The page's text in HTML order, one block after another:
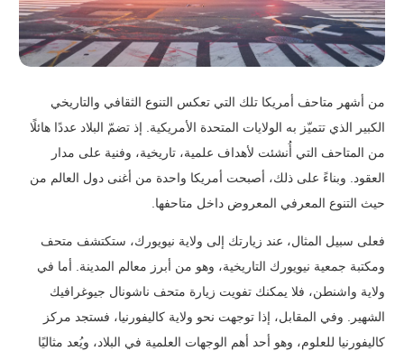
من أشهر متاحف أمريكا تلك التي تعكس التنوع الثقافي والتاريخي
الكبير الذي تتميّز به الولايات المتحدة الأمريكية. إذ تضمّ البلاد عددًا هائلًا
من المتاحف التي أُنشئت لأهداف علمية، تاريخية، وفنية على مدار
العقود. وبناءً على ذلك، أصبحت أمريكا واحدة من أغنى دول العالم من
حيث التنوع المعرفي المعروض داخل متاحفها.
فعلى سبيل المثال، عند زيارتك إلى ولاية نيويورك، ستكتشف متحف
ومكتبة جمعية نيويورك التاريخية، وهو من أبرز معالم المدينة. أما في
ولاية واشنطن، فلا يمكنك تفويت زيارة متحف ناشونال جيوغرافيك
الشهير. وفي المقابل، إذا توجهت نحو ولاية كاليفورنيا، فستجد مركز
كاليفورنيا للعلوم، وهو أحد أهم الوجهات العلمية في البلاد، ويُعد مثاليًا